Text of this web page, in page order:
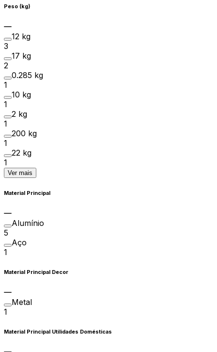
Peso (kg)
12 kg
3
17 kg
2
0.285 kg
1
10 kg
1
2 kg
1
200 kg
1
22 kg
1
Ver mais
Material Principal
Alumínio
5
Aço
1
Material Principal Decor
Metal
1
Material Principal Utilidades Domésticas